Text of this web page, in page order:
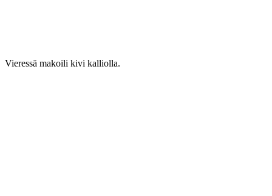
Vieressä makoili kivi kalliolla.